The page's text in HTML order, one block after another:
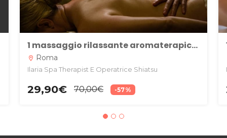
1 massaggio rilassante aromaterapico da 50 o 60 minuti presso Ilaria Spa Therapist e operatrice Shiatsu
location_on Roma
Ilaria Spa Therapist E Operatrice Shiatsu
29,90€ 70,00€ -57%